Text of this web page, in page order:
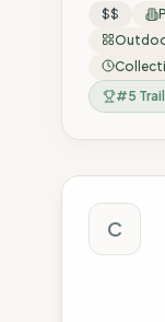
$$
#5
Score
C